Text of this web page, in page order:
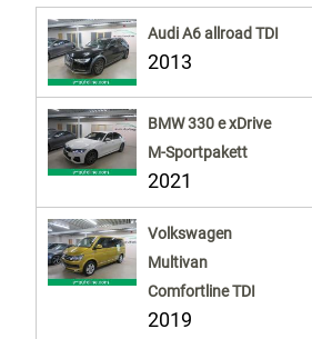
Audi A6 allroad TDI
2013
BMW 330 e xDrive
M-Sportpakett
2021
Volkswagen
Multivan
Comfortline TDI
2019